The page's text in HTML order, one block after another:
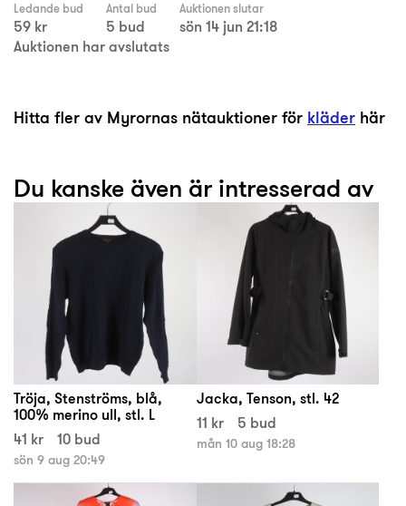
Ledande bud
59 kr
Antal bud
5 bud
Auktionen slutar
sön 14 jun 21:18
Auktionen har avslutats
Hitta fler av Myrornas nätauktioner för kläder här
Du kanske även är intresserad av
Tröja, Stenströms, blå,
100% merino ull, stl. L
41 kr
10 bud
sön 9 aug 20:49
Jacka, Tenson, stl. 42
11 kr
5 bud
mån 10 aug 18:28